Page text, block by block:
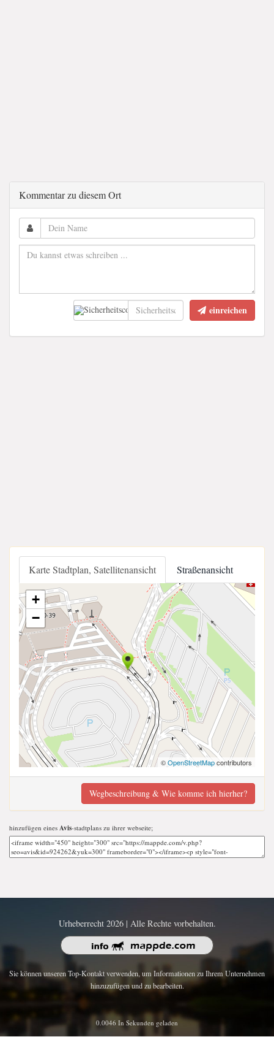
Kommentar zu diesem Ort
einreichen
Karte Stadtplan, Satellitenansicht Straßenansicht
+
−
©OpenStreetMapcontributors
Wegbeschreibung & Wie komme ich hierher?
hinzufügen eines Avis-stadtplans zu ihrer webseite;
Urheberrecht 2026 | Alle Rechte vorbehalten.
Sie können unseren Top-Kontakt verwenden, um Informationen zu Ihrem Unternehmen
hinzuzufügen und zu bearbeiten.
0.0046 In Sekunden geladen